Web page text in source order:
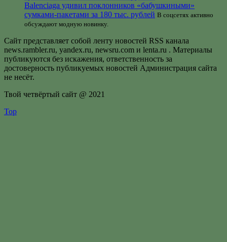
Balenciaga удивил поклонников «бабушкиными»
сумками-пакетами за 180 тыс. рублей В соцсетях активно
обсуждают модную новинку.
Сайт представляет собой ленту новостей RSS канала
news.rambler.ru, yandex.ru, newsru.com и lenta.ru . Материалы
публикуются без искажения, ответственность за
достоверность публикуемых новостей Администрация сайта
не несёт.
Твой четвёртый сайт @ 2021
Top